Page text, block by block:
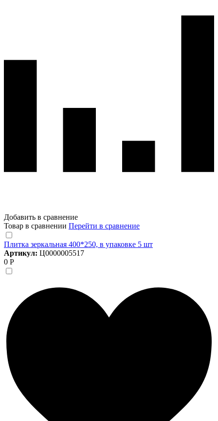
Добавить в сравнение
Товар в сравнении Перейти в сравнение
Плитка зеркальная 400*250, в упаковке 5 шт
Артикул: Ц0000005517
0 Р